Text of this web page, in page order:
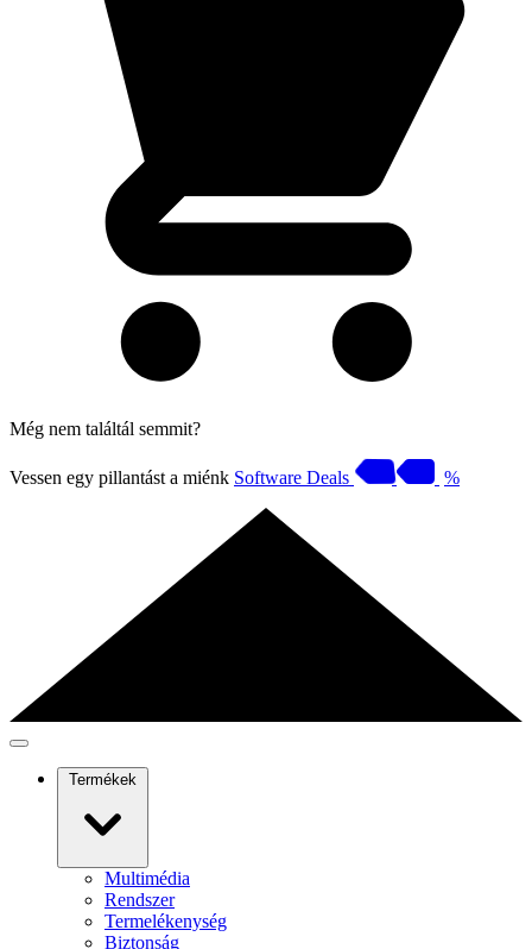
Még nem találtál semmit?
Vessen egy pillantást a miénk Software Deals %
Termékek
Multimédia
Rendszer
Termelékenység
Biztonság